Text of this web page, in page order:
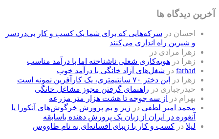
آخرین دیدگاه ها
احسان در سرکه‌هایی که برای شما یک کسب و کار بی‌دردسر
و شیرین راه اندازی می‌کنند
زهرا مرادی در
زهرا
در هویه‌کاری شغلی ناشناخته اما با درآمد مناسب
farhad در شغل‌های آزاد خانگی با درآمد خوب
زهرا
در
این دختر ۷۰ سانتیمتری، یک کارآفرین نمونه است
حیدرجباری در راهنمای گرفتن مجوز مشاغل خانگی
بهرام در
از سه جوجه تا هشت هزار متر مزرعه
محمد امیر لطفی در زیر و بم پرورش خرگوش‌های آنکورا یا
آنغوره در ایران از زبان یک پرورش دهنده باسابقه
لیلا در کسب و کار با زیبای افسانه‌ای به نام طاووس